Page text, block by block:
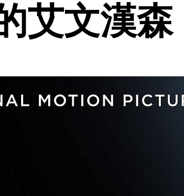
艾文漢森